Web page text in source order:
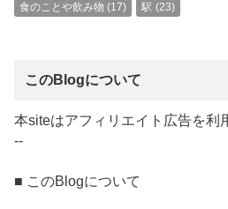
食のことや飲み物 (17) 駅 (23)
このBlogについて
本siteはアフィリエイト広告を利
--
■ このBlogについて